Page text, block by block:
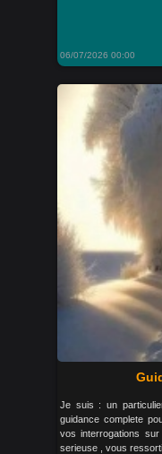
06/07/2026 00:00
Je suis : un
guidance complete
vos interrogations
serieuse , vous